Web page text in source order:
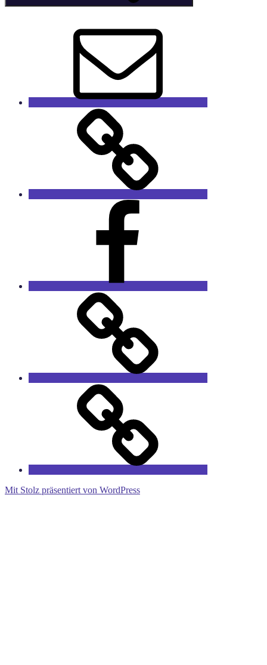
Sprucharchiv
Mit Stolz präsentiert von WordPress